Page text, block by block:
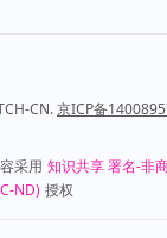
CN.京ICP备
采用 知识共享 署名-非
ND) 授权